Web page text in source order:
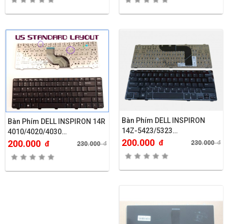
Bàn Phím DELL INSPIRON 14R
4010/4020/4030…
200.000 đ 230.000đ
Bàn Phím DELL INSPIRON
14Z-5423/5323…
200.000 đ 230.000đ